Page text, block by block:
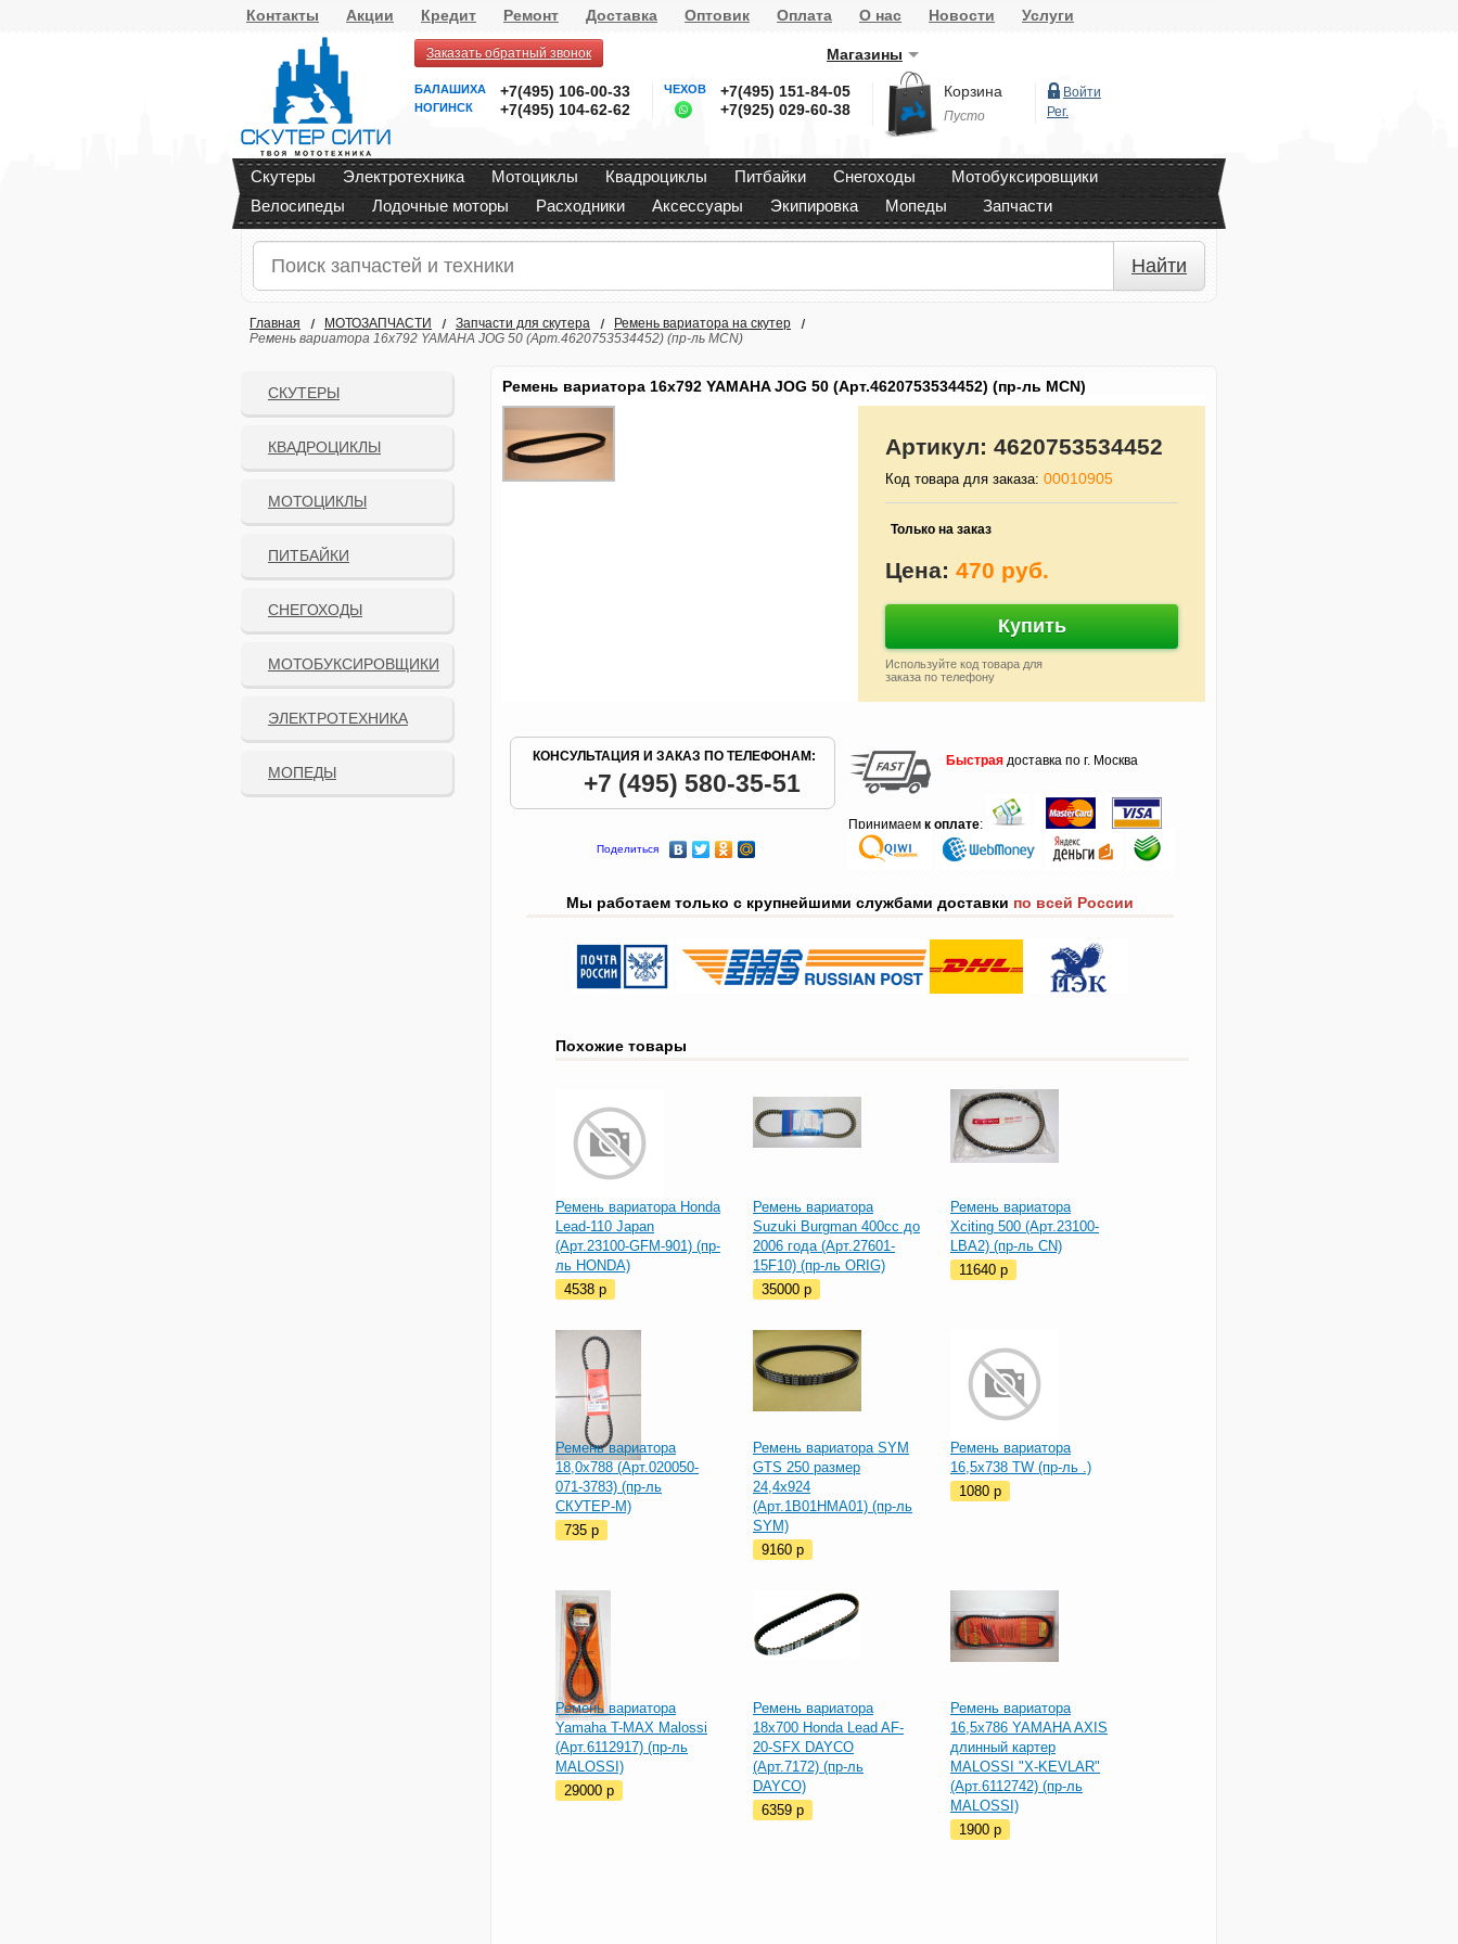
Контакты Акции Кредит Ремонт Доставка Оптовик Оплата О нас Новости Услуги
Заказать обратный звонок Магазины
БАЛАШИХА +7(495) 106-00-33
НОГИНСК +7(495) 104-62-62
ЧЕХОВ
+7(495) 151-84-05
+7(925) 029-60-38
Корзина
Пусто
Войти
Рег.
Скутеры Электротехника Мотоциклы Квадроциклы Питбайки Снегоходы
Мотобуксировщики
Велосипеды
Лодочные моторы Расходники Аксессуары Экипировка Мопеды Запчасти
Найти
Главная МОТОЗАПЧАСТИ Запчасти для скутера
Ремень вариатора на скутер
Ремень вариатора 16х792 YAMAHA JOG 50 (Арт.4620753534452) (пр-ль MCN)
СКУТЕРЫ
КВАДРОЦИКЛЫ
МОТОЦИКЛЫ
ПИТБАЙКИ
СНЕГОХОДЫ
МОТОБУКСИРОВЩИКИ
ЭЛЕКТРОТЕХНИКА
МОПЕДЫ
Ремень вариатора 16х792 YAMAHA JOG 50 (Арт.4620753534452) (пр-ль MCN)
Артикул: 4620753534452
Код товара для заказа: 00010905
Только на заказ
Цена: 470 руб.
Купить
Используйте код товара для
заказа по телефону
КОНСУЛЬТАЦИЯ И ЗАКАЗ ПО ТЕЛЕФОНАМ:
+7 (495) 580-35-51
Поделиться
Быстрая доставка по г. Москва
Принимаем к оплате:
Мы работаем только с крупнейшими службами доставки по всей России
Похожие товары
Ремень вариатора Honda
Lead-110 Japan
(Арт.23100-GFM-901) (пр-
ль HONDA)
4538 p
Ремень вариатора
Suzuki Burgman 400cc до
2006 года (Арт.27601-
15F10) (пр-ль ORIG)
35000 p
Ремень вариатора
Xciting 500 (Арт.23100-
LBA2) (пр-ль CN)
11640 p
Ремень вариатора
18,0х788 (Арт.020050-
071-3783) (пр-ль
СКУТЕР-М)
735 p
Ремень вариатора SYM
GTS 250 размер
24,4х924
(Арт.1B01HMA01) (пр-ль
SYM)
9160 p
Ремень вариатора
16,5х738 TW (пр-ль .)
1080 p
Ремень вариатора
Yamaha T-MAX Malossi
(Арт.6112917) (пр-ль
MALOSSI)
29000 p
Ремень вариатора
18х700 Honda Lead AF-
20-SFX DAYCO
(Арт.7172) (пр-ль
DAYCO)
6359 p
Ремень вариатора
16,5x786 YAMAHA AXIS
длинный картер
MALOSSI "X-KEVLAR"
(Арт.6112742) (пр-ль
MALOSSI)
1900 p